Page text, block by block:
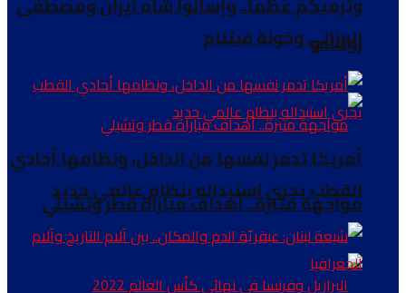
رونالدو
مواجهة مثيرة.. أهداف مباراة قطر وتشيلي
البرزاني وخونة فيتنام
أمريكا تدمر نفسها من الداخل، ونظامها أحادي
القطب يجري استبداله بنظام عالمي جديد